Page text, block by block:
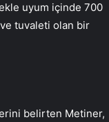
uyum içinde 700
tuvaleti olan bir
belirten Metiner,